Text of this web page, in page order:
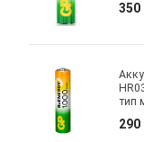
350
тип
290